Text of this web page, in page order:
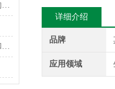
超短波电疗机主要适应于哪些疾病的治疗？
超短波电疗机达到了促进血液循环和修复，增强机体免疫力的治疗目的
详细介绍
品牌
应用领域